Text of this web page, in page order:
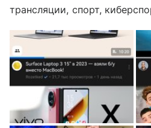
трансляции, спорт,